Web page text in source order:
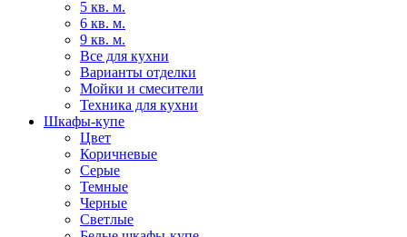
5 кв. м.
6 кв. м.
9 кв. м.
Все для кухни
Варианты отделки
Мойки и смесители
Техника для кухни
Шкафы-купе
Цвет
Коричневые
Серые
Темные
Черные
Светлые